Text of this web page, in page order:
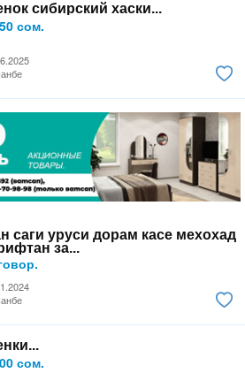
сибирский хаски...
сом.
саги уруси дорам касе мехохад
за...
сом.